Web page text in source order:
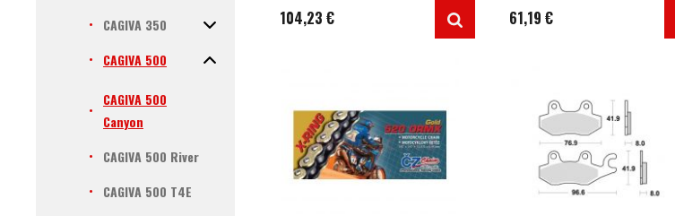
CAGIVA 350
CAGIVA 500
CAGIVA 500
Canyon
CAGIVA 500 River
CAGIVA 500 T4E
104,23 € 61,19 €